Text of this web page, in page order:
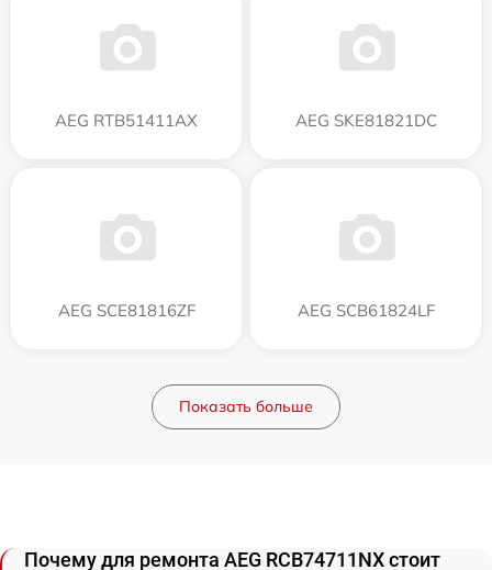
AEG RTB51411AX AEG SKE81821DC
AEG SCE81816ZF AEG SCB61824LF
Показать больше
Почему для ремонта AEG RCB74711NX стоит